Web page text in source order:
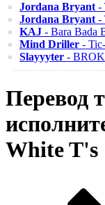
Jordana Bryant -
Jordana Bryant -
KAJ - Bara Bada
Mind Driller -
Slayyyter -
Перевод
White T's